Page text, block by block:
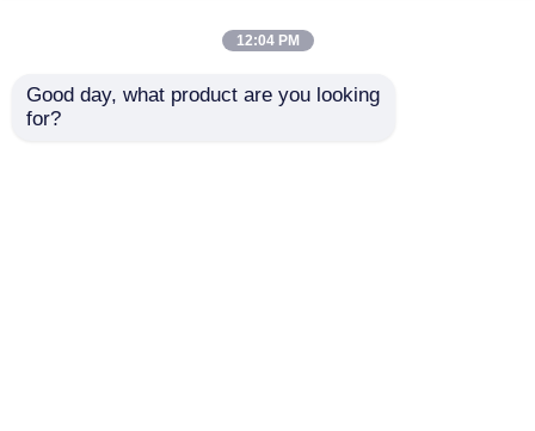
ভালো দাম
৬/৫/৬মিমি তার
ভালো দাম
12:04 PM
Good day, what product are you looking
for?